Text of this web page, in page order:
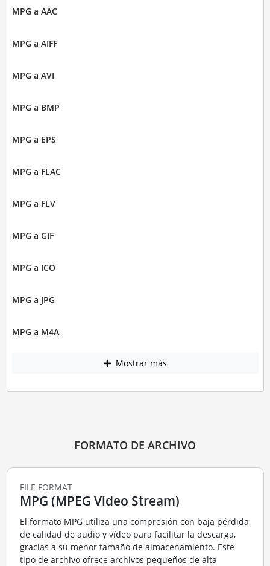
MPG a AAC
MPG a AIFF
MPG a AVI
MPG a BMP
MPG a EPS
MPG a FLAC
MPG a FLV
MPG a GIF
MPG a ICO
MPG a JPG
MPG a M4A
Mostrar más
FORMATO DE ARCHIVO
FILE FORMAT
MPG (MPEG Video Stream)
El formato MPG utiliza una compresión con baja pérdida
de calidad de audio y vídeo para facilitar la descarga,
gracias a su menor tamaño de almacenamiento. Este
tipo de archivo ofrece archivos pequeños de alta